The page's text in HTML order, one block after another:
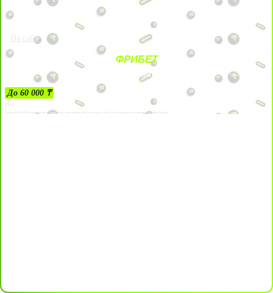
На сайт
ФРИБЕТ
ЗА ДЕПОЗИТЫ
До 60 000 ₸
21+
Лицензии №24514359, выданной комитетом индустрии туризма Министерства культуры и спорта Республики Казахстан срок до 27 сентября 2034 года.